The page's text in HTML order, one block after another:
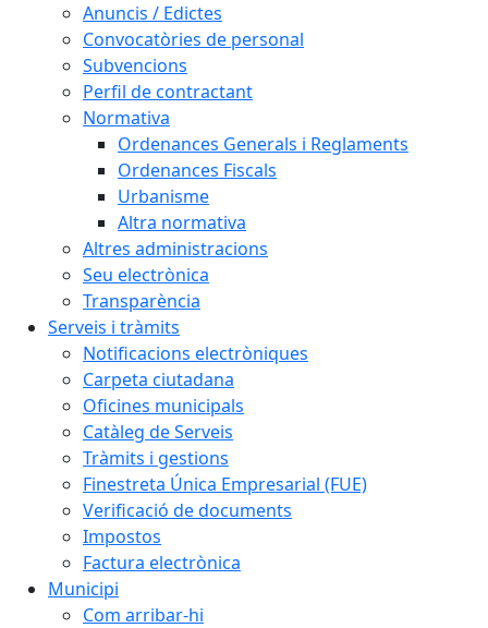
Anuncis / Edictes
Convocatòries de personal
Subvencions
Perfil de contractant
Normativa
Ordenances Generals i Reglaments
Ordenances Fiscals
Urbanisme
Altra normativa
Altres administracions
Seu electrònica
Transparència
Serveis i tràmits
Notificacions electròniques
Carpeta ciutadana
Oficines municipals
Catàleg de Serveis
Tràmits i gestions
Finestreta Única Empresarial (FUE)
Verificació de documents
Impostos
Factura electrònica
Municipi
Com arribar-hi